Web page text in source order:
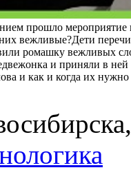
прошло
вежливые?Дети
ромашку вежливых
и приняли в ней
и как и когда их